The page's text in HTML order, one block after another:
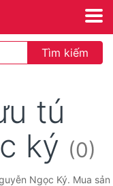
Tìm kiếm
tú
ký (0)
Ngọc Ký. Mua sản